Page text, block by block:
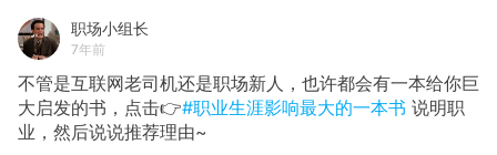
职场小组长
7年前
不管是互联网老司机还是职场新人，也许都会有一本给你巨
大启发的书，点击👉#职业生涯影响最大的一本书 说明职
业，然后说说推荐理由~